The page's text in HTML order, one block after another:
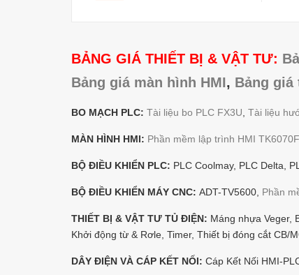
BẢNG GIÁ THIẾT BỊ & VẬT TƯ:
Bảng giá màn hình HMI, Bảng giá
BO MẠCH PLC: Tài liệu bo PLC FX3U Tài liệu
MÀN HÌNH HMI: Phần mềm lập trình HMI
BỘ ĐIỀU KHIỂN PLC: PLC Coolmay, PLC Delta,
BỘ ĐIỀU KHIỂN MÁY CNC: ADT-TV5600, Phần
THIẾT BỊ & VẬT TƯ TỦ ĐIỆN: Máng nhựa Veger,
Khởi động từ & Rơle, Timer, Thiết bị đóng cắt CB/
DÂY ĐIỆN VÀ CÁP KẾT NỐI: Cáp Kết Nối HMI-